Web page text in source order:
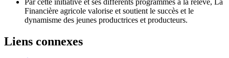
Par cette initiative et ses différents programmes à la relève, La
Financière agricole valorise et soutient le succès et le
dynamisme des jeunes productrices et producteurs.
Liens connexes